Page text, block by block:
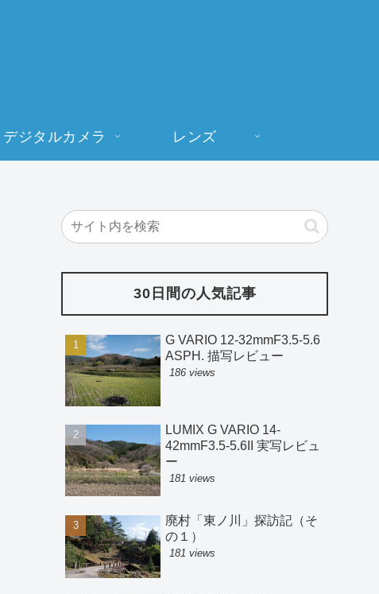
デジタルカメラ レンズ
30日間の人気記事
G VARIO 12-32mmF3.5-5.6
ASPH. 描写レビュー
186 views
LUMIX G VARIO 14-
42mmF3.5-5.6II 実写レビュ
ー
181 views
廃村「東ノ川」探訪記（そ
の１）
181 views